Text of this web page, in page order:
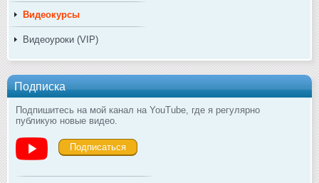
Видеокурсы
Видеоуроки (VIP)
Подписка
Подпишитесь на мой канал на YouTube, где я регулярно
публикую новые видео.
Подписаться